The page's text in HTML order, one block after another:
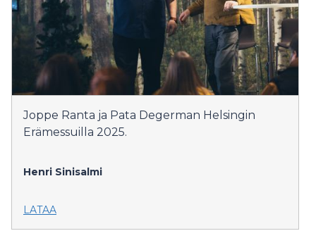
Joppe Ranta ja Pata Degerman Helsingin
Erämessuilla 2025.
Henri Sinisalmi
LATAA